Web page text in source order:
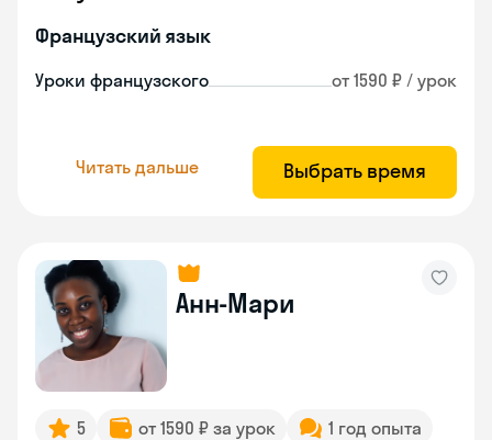
Французский язык
Уроки французского от 1590 ₽ / урок
Читать дальше Выбрать время
Анн-Мари
5 от 1590 ₽ за урок
1 год опыта